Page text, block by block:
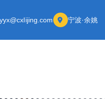
宁波·余姚